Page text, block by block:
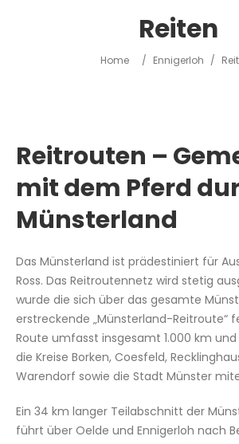
Reiten
Home / Ennigerloh /
Reitrouten –
mit dem Pferd
Münsterland
Das Münsterland ist prädestiniert für
Ross. Das Reitroutennetz wird stetig
wurde die sich über das gesamte
erstreckende „Münsterland-Reitroute“
Route umfasst insgesamt 1.000 km
die Kreise Borken, Coesfeld,
Warendorf sowie die Stadt Münster
Ein 34 km langer Teilabschnitt der
führt über Oelde und Ennigerloh nach